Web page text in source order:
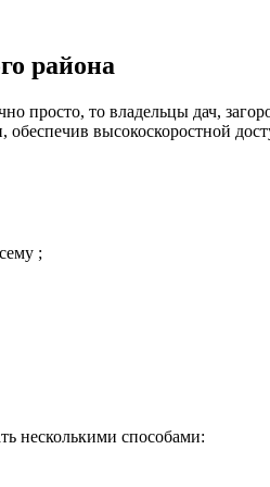
района
просто, то владельцы дач,
высокоскоростной
;
несколькими способами: